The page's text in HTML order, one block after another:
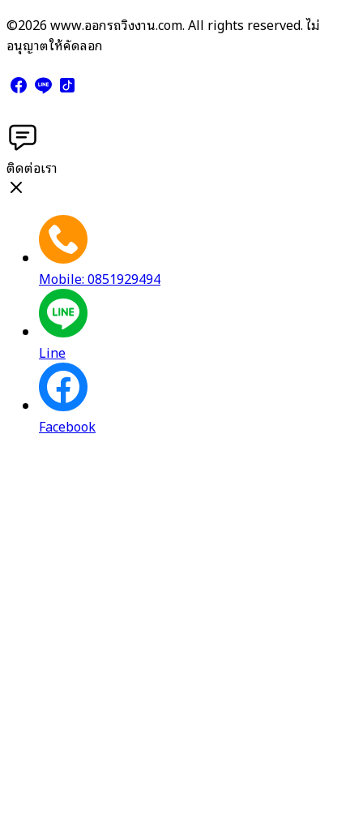
©2026 www.ออกรถวิ่งงาน.com. All rights reserved. ไม่
อนุญาตให้คัดลอก
ติดต่อเรา
Mobile: 0851929494
Line
Facebook